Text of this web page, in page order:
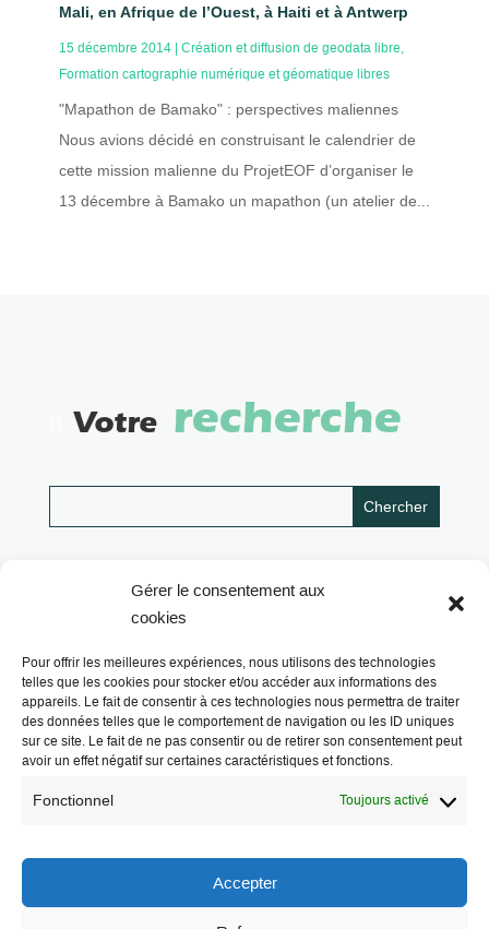
Gérer le consentement aux
cookies
Pour offrir les meilleures expériences, nous utilisons des technologies
telles que les cookies pour stocker et/ou accéder aux informations des
appareils. Le fait de consentir à ces technologies nous permettra de traiter
des données telles que le comportement de navigation ou les ID uniques
sur ce site. Le fait de ne pas consentir ou de retirer son consentement peut
avoir un effet négatif sur certaines caractéristiques et fonctions.
Fonctionnel Toujours activé
Accepter
Mali, en Afrique de l’Ouest, à Haiti et à Antwerp
15 décembre 2014| Création et diffusion de geodata libre,
Formation cartographie numérique et géomatique libres
"Mapathon de Bamako" : perspectives maliennes
Nous avions décidé en construisant le calendrier de
cette mission malienne du ProjetEOF d’organiser le
13 décembre à Bamako un mapathon (un atelier de...
Votrerecherche
Les Libres Géographes